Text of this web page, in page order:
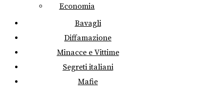
Economia
Bavagli
Diffamazione
Minacce e Vittime
Segreti italiani
Mafie